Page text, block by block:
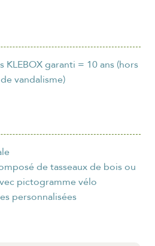
KLEBOX garanti = 10 ans (hors
vandalisme)
de tasseaux de bois ou
pictogramme vélo
personnalisées